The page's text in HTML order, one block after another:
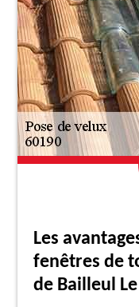
Les
fenêtres de
de Bailleul Le